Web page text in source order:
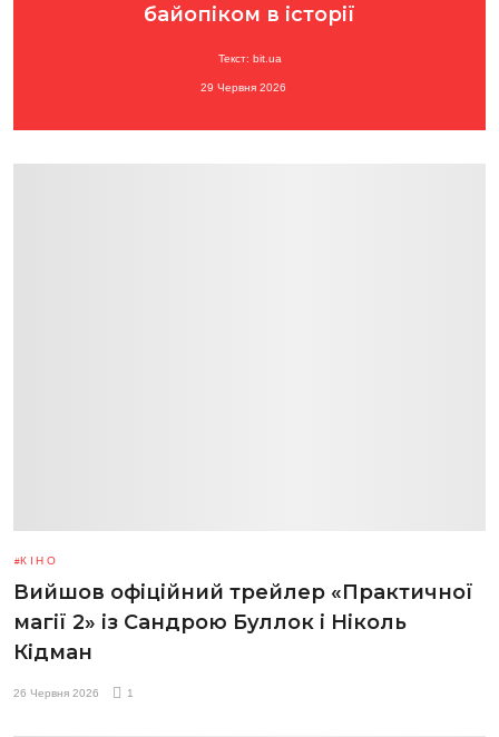
байопіком в історії
Текст: bit.ua
29 Червня 2026
КІНО
Вийшов офіційний трейлер «Практичної
магії 2» із Сандрою Буллок і Ніколь
Кідман
26 Червня 2026 1